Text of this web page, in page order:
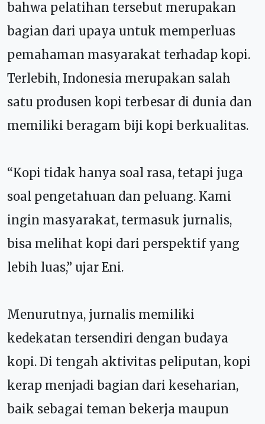
bahwa pelatihan tersebut merupakan
bagian dari upaya untuk memperluas
pemahaman masyarakat terhadap kopi.
Terlebih, Indonesia merupakan salah
satu produsen kopi terbesar di dunia dan
memiliki beragam biji kopi berkualitas.
“Kopi tidak hanya soal rasa, tetapi juga
soal pengetahuan dan peluang. Kami
ingin masyarakat, termasuk jurnalis,
bisa melihat kopi dari perspektif yang
lebih luas,” ujar Eni.
Menurutnya, jurnalis memiliki
kedekatan tersendiri dengan budaya
kopi. Di tengah aktivitas peliputan, kopi
kerap menjadi bagian dari keseharian,
baik sebagai teman bekerja maupun